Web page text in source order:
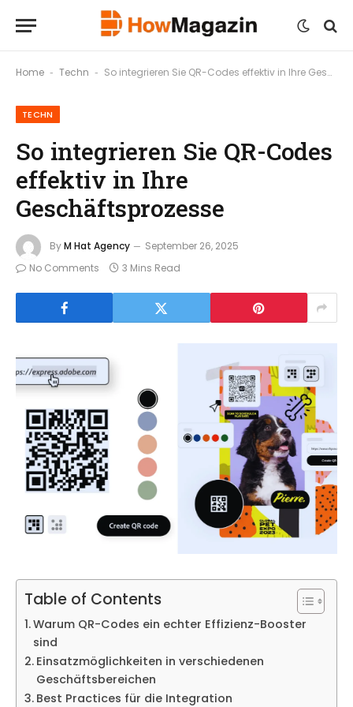
Home - Techn - So integrieren Sie QR-Codes effektiv in Ihre Geschäftsprozesse
TECHN
So integrieren Sie QR-Codes
effektiv in Ihre
Geschäftsprozesse
ByM Hat Agency
September 26, 2025
No Comments
3 Mins Read
Table of Contents
Warum QR-Codes ein echter Effizienz-Booster
sind
Einsatzmöglichkeiten in verschiedenen
Geschäftsbereichen
Best Practices für die Integration